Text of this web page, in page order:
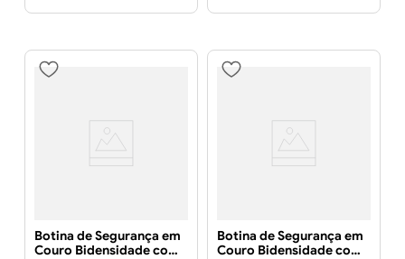
Botina de Segurança em
Couro Bidensidade com
Botina de Segurança em
Couro Bidensidade com